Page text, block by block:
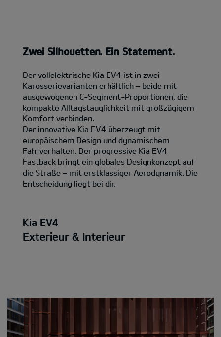
Zwei Silhouetten. Ein Statement.
Der vollelektrische Kia EV4 ist in zwei
Karosserievarianten erhältlich – beide mit
ausgewogenen C-Segment-Proportionen, die
kompakte Alltagstauglichkeit mit großzügigem
Komfort verbinden.
Der innovative Kia EV4 überzeugt mit
europäischem Design und dynamischem
Fahrverhalten. Der progressive Kia EV4
Fastback bringt ein globales Designkonzept auf
die Straße – mit erstklassiger Aerodynamik. Die
Entscheidung liegt bei dir.
Kia EV4
Exterieur & Interieur